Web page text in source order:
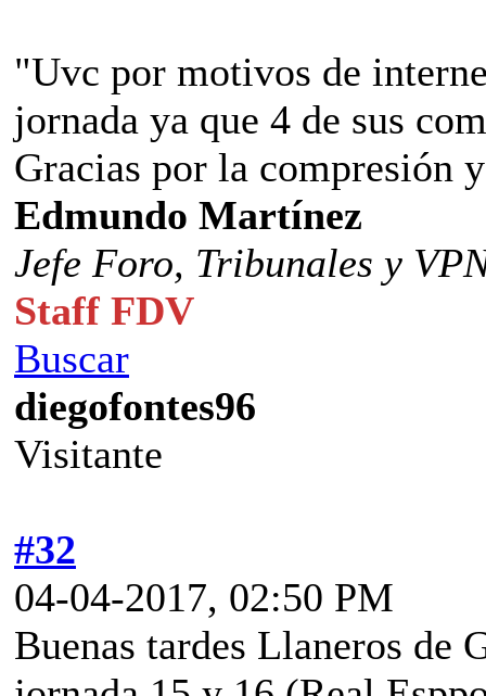
"Uvc por motivos de
jornada ya que 4 de sus
Gracias por la compresión
Edmundo Martínez
Jefe Foro, Tribunales y
Staff FDV
Buscar
diegofontes96
Visitante
#32
04-04-2017, 02:50 PM
Buenas tardes Llaneros de